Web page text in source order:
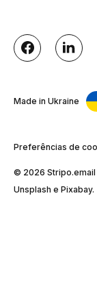
Made in Ukraine
Preferências de
© 2026
Unsplash e Pixabay.